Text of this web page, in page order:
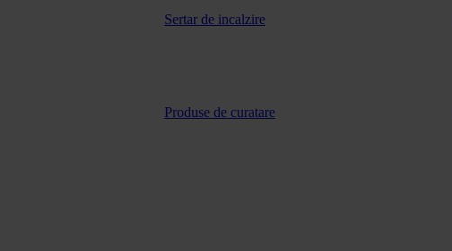
Sertar de incalzire
Produse de curatare